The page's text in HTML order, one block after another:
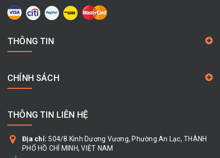
THÔNG TIN
CHÍNH SÁCH
THÔNG TIN LIÊN HỆ
Địa chỉ: 504/8 Kinh Dương Vương, Phường An Lạc, THÀNH
PHỐ HỒ CHÍ MINH, VIỆT NAM